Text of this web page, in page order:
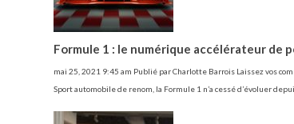
Formule 1 : le numérique accélérateur de
mai 25, 2021 9:45 am Publié parCharlotte Barrois Laissez vos
Sport automobile de renom, la Formule 1 n’a cessé d’évoluer